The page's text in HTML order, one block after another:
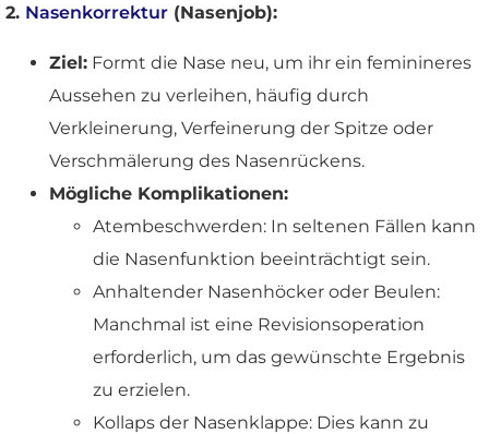
2. Nasenkorrektur (Nasenjob):
Ziel: Formt die Nase neu, um ihr ein feminineres
Aussehen zu verleihen, häufig durch
Verkleinerung, Verfeinerung der Spitze oder
Verschmälerung des Nasenrückens.
Mögliche Komplikationen:
Atembeschwerden: In seltenen Fällen kann
die Nasenfunktion beeinträchtigt sein.
Anhaltender Nasenhöcker oder Beulen:
Manchmal ist eine Revisionsoperation
erforderlich, um das gewünschte Ergebnis
zu erzielen.
Kollaps der Nasenklappe: Dies kann zu